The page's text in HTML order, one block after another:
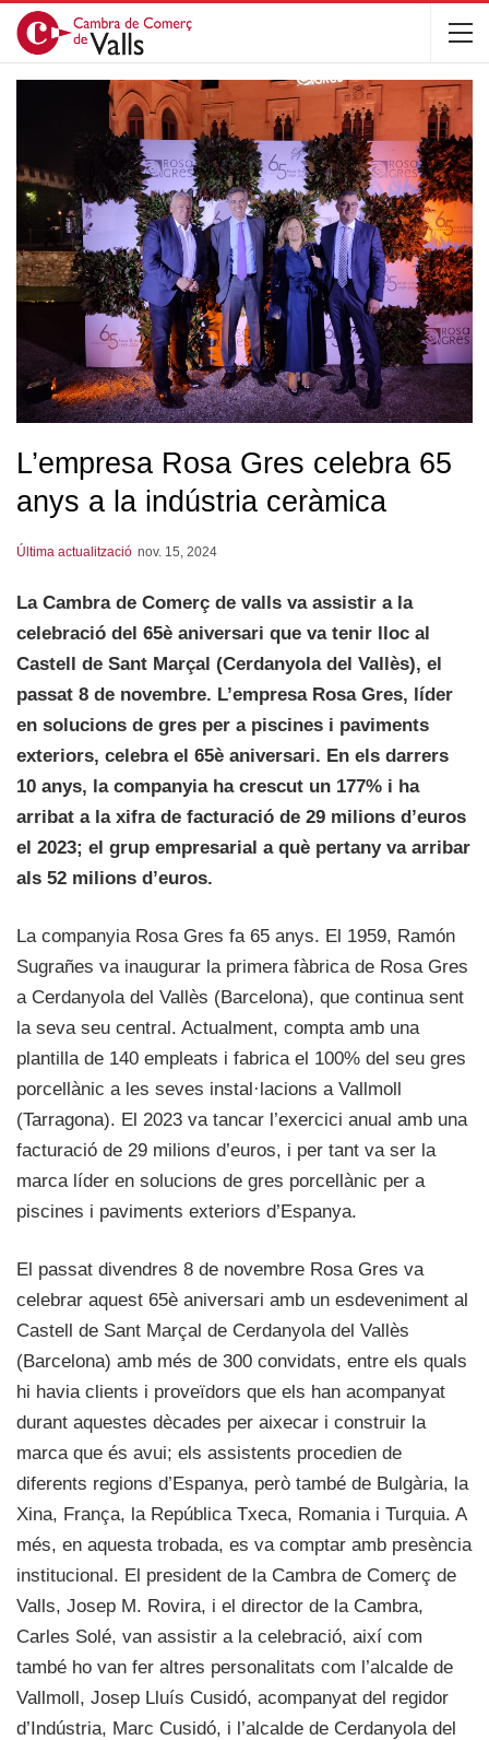
L’empresa Rosa Gres celebra 65
anys a la indústria ceràmica
Última actualització nov. 15, 2024
La Cambra de Comerç de valls va assistir a la
celebració del 65è aniversari que va tenir lloc al
Castell de Sant Marçal (Cerdanyola del Vallès), el
passat 8 de novembre. L’empresa Rosa Gres, líder
en solucions de gres per a piscines i paviments
exteriors, celebra el 65è aniversari. En els darrers
10 anys, la companyia ha crescut un 177% i ha
arribat a la xifra de facturació de 29 milions d’euros
el 2023; el grup empresarial a què pertany va arribar
als 52 milions d’euros.
La companyia Rosa Gres fa 65 anys. El 1959, Ramón
Sugrañes va inaugurar la primera fàbrica de Rosa Gres
a Cerdanyola del Vallès (Barcelona), que continua sent
la seva seu central. Actualment, compta amb una
plantilla de 140 empleats i fabrica el 100% del seu gres
porcellànic a les seves instal·lacions a Vallmoll
(Tarragona). El 2023 va tancar l’exercici anual amb una
facturació de 29 milions d’euros, i per tant va ser la
marca líder en solucions de gres porcellànic per a
piscines i paviments exteriors d’Espanya.
El passat divendres 8 de novembre Rosa Gres va
celebrar aquest 65è aniversari amb un esdeveniment al
Castell de Sant Marçal de Cerdanyola del Vallès
(Barcelona) amb més de 300 convidats, entre els quals
hi havia clients i proveïdors que els han acompanyat
durant aquestes dècades per aixecar i construir la
marca que és avui; els assistents procedien de
diferents regions d’Espanya, però també de Bulgària, la
Xina, França, la República Txeca, Romania i Turquia. A
més, en aquesta trobada, es va comptar amb presència
institucional. El president de la Cambra de Comerç de
Valls, Josep M. Rovira, i el director de la Cambra,
Carles Solé, van assistir a la celebració, així com
també ho van fer altres personalitats com l’alcalde de
Vallmoll, Josep Lluís Cusidó, acompanyat del regidor
d’Indústria, Marc Cusidó, i l’alcalde de Cerdanyola del